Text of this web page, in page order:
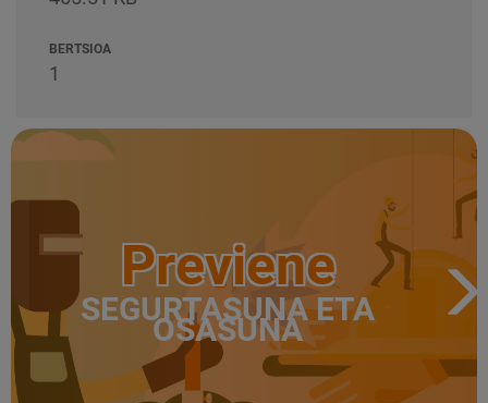
BERTSIOA
1
Previene
SEGURTASUNA ETA
OSASUNA